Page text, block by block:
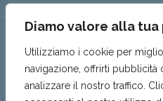
Diamo valore alla tua
Utilizziamo i cookie per
navigazione, offrirti pubblicità
analizzare il nostro traffico.
© 2016 Ecoteam Srl. • P.IVA